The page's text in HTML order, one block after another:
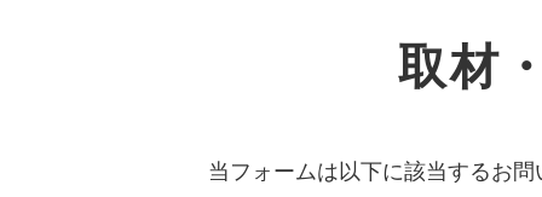
取材
当フォームは以下に該当するお